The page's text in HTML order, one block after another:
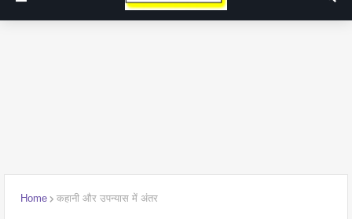
Home कहानी और उपन्यास में अंतर